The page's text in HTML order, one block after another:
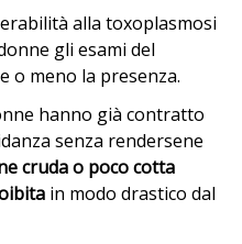
alla toxoplasmosi
gli esami del
o meno la presenza.
hanno già contratto
senza rendersene
cruda o poco cotta
in modo drastico dal